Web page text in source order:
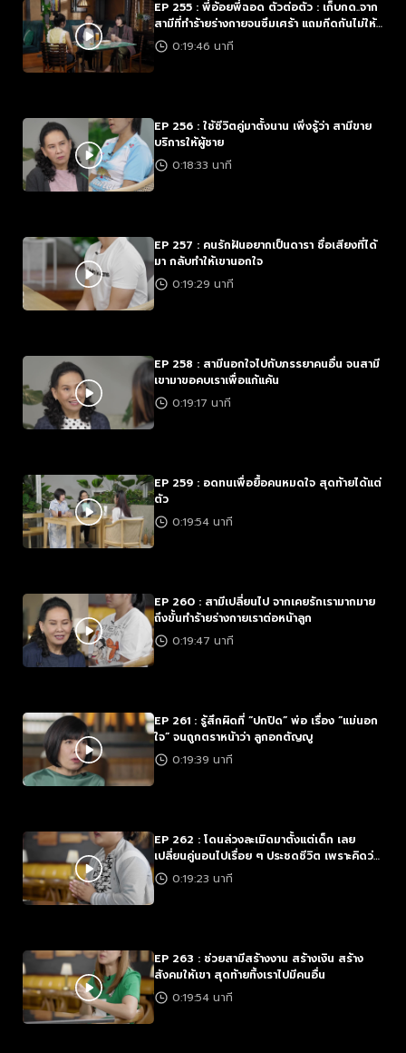
EP 255 : พี่อ้อยพี่ฉอด ตัวต่อตัว : เก็บกด..จาก
สามีที่ทำร้ายร่างกายจนซึมเศร้า แถมกีดกันไม่ให้
เราเจอลูก
0:19:46 นาที
EP 256 : ใช้ชีวิตคู่มาตั้งนาน เพิ่งรู้ว่า สามีขาย
บริการให้ผู้ชาย
0:18:33 นาที
EP 257 : คนรักฝันอยากเป็นดารา ชื่อเสียงที่ได้
มา กลับทำให้เขานอกใจ
0:19:29 นาที
EP 258 : สามีนอกใจไปกับภรรยาคนอื่น จนสามี
เขามาขอคบเราเพื่อแก้แค้น
0:19:17 นาที
EP 259 : อดทนเพื่อยื้อคนหมดใจ สุดท้ายได้แต่
ตัว
0:19:54 นาที
EP 260 : สามีเปลี่ยนไป จากเคยรักเรามากมาย
ถึงขั้นทำร้ายร่างกายเราต่อหน้าลูก
0:19:47 นาที
EP 261 : รู้สึกผิดที่ “ปกปิด” พ่อ เรื่อง “แม่นอก
ใจ” จนถูกตราหน้าว่า ลูกอกตัญญู
0:19:39 นาที
EP 262 : โดนล่วงละเมิดมาตั้งแต่เด็ก เลย
เปลี่ยนคู่นอนไปเรื่อย ๆ ประชดชีวิต เพราะคิดว่า
ไม่มีอะไรจะเสีย
0:19:23 นาที
EP 263 : ช่วยสามีสร้างงาน สร้างเงิน สร้าง
สังคมให้เขา สุดท้ายทิ้งเราไปมีคนอื่น
0:19:54 นาที